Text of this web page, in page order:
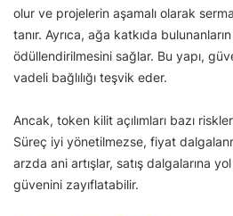
olur ve projelerin aşamalı olarak
tanır. Ayrıca, ağa katkıda
ödüllendirilmesini sağlar. Bu yapı,
vadeli bağlılığı teşvik eder.
Ancak, token kilit açılımları bazı
Süreç iyi yönetilmezse, fiyat
arzda ani artışlar, satış dalgalarına yol
güvenini zayıflatabilir.